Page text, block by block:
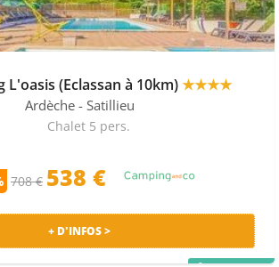
L'oasis (Eclassan à 10km)★★★★
Ardèche - Satillieu
Chalet 5 pers.
708 € 538 €
+ D'INFOS >